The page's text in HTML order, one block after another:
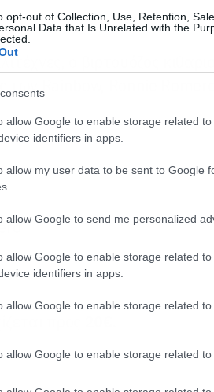
opt-out of Collection, Use, Retention,
Data that Is Unrelated with the
allow Google to enable storage related
identifiers in apps.
allow my user data to be sent to Google
allow Google to send me personalized
allow Google to enable storage related
identifiers in apps.
allow Google to enable storage related
allow Google to enable storage related to
ο βιρτουόζος
των Rainbow, Ronnie Romero.
προς